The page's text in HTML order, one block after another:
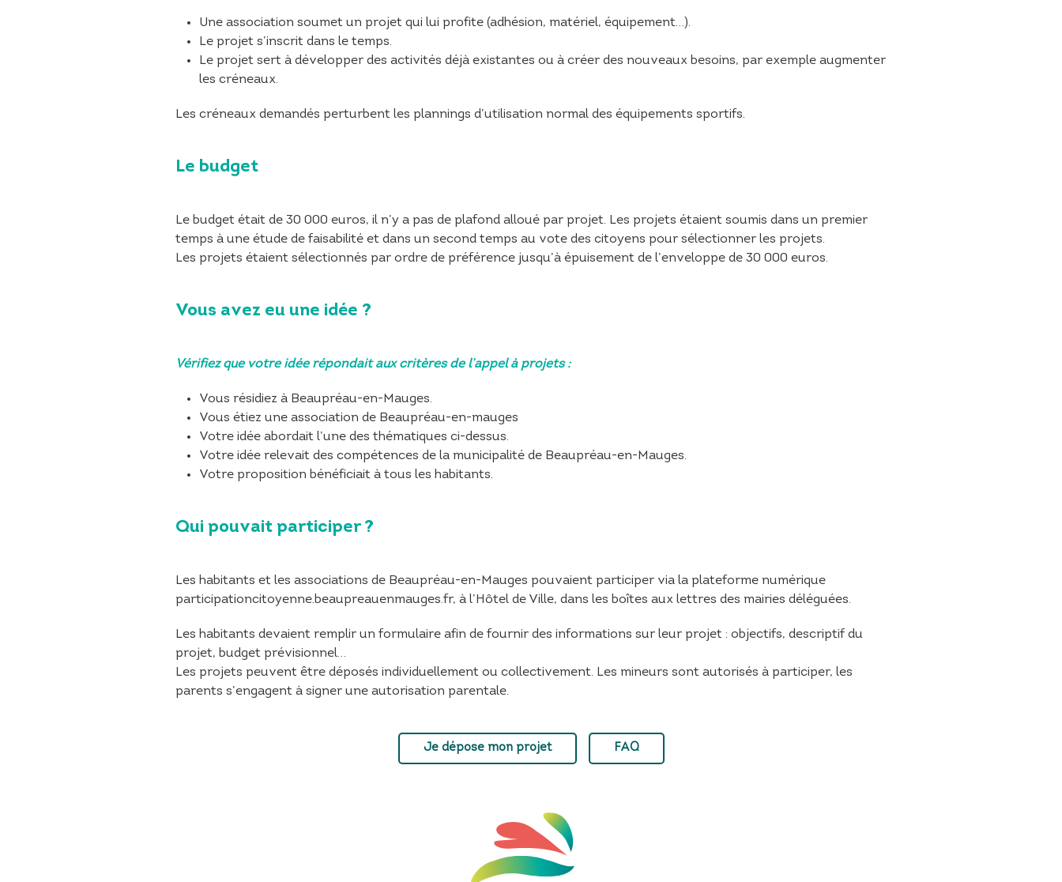
Une association soumet un projet qui lui profite (adhésion, matériel, équipement…).
Le projet s’inscrit dans le temps.
Le projet sert à développer des activités déjà existantes ou à créer des nouveaux besoins, par exemple augmenter
les créneaux.
Les créneaux demandés perturbent les plannings d’utilisation normal des équipements sportifs.
Le budget
Le budget était de 30 000 euros, il n’y a pas de plafond alloué par projet. Les projets étaient soumis dans un premier
temps à une étude de faisabilité et dans un second temps au vote des citoyens pour sélectionner les projets.
Les projets étaient sélectionnés par ordre de préférence jusqu’à épuisement de l’enveloppe de 30 000 euros.
Vous avez eu une idée ?
Vérifiez que votre idée répondait aux critères de l’appel à projets :
Vous résidiez à Beaupréau-en-Mauges.
Vous étiez une association de Beaupréau-en-mauges
Votre idée abordait l’une des thématiques ci-dessus.
Votre idée relevait des compétences de la municipalité de Beaupréau-en-Mauges.
Votre proposition bénéficiait à tous les habitants.
Qui pouvait participer ?
Les habitants et les associations de Beaupréau-en-Mauges pouvaient participer via la plateforme numérique
participationcitoyenne.beaupreauenmauges.fr, à l’Hôtel de Ville, dans les boîtes aux lettres des mairies déléguées.
Les habitants devaient remplir un formulaire afin de fournir des informations sur leur projet : objectifs, descriptif du
projet, budget prévisionnel…
Les projets peuvent être déposés individuellement ou collectivement. Les mineurs sont autorisés à participer, les
parents s’engagent à signer une autorisation parentale.
Je dépose mon projet FAQ